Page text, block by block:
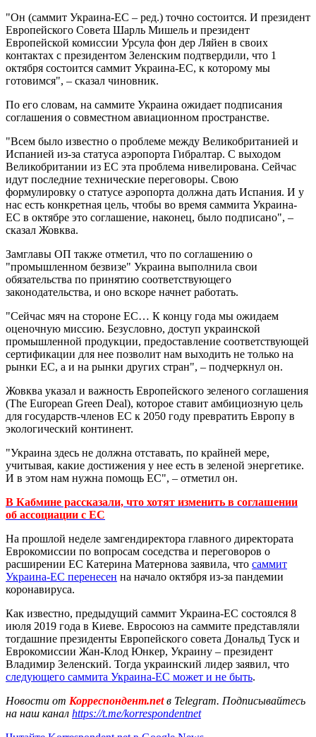
"Он (саммит Украина-ЕС – ред.) точно состоится. И президент
Европейского Совета Шарль Мишель и президент
Европейской комиссии Урсула фон дер Ляйен в своих
контактах с президентом Зеленским подтвердили, что 1
октября состоится саммит Украина-ЕС, к которому мы
готовимся", – сказал чиновник.
По его словам, на саммите Украина ожидает подписания
соглашения о совместном авиационном пространстве.
"Всем было известно о проблеме между Великобританией и
Испанией из-за статуса аэропорта Гибралтар. С выходом
Великобритании из ЕС эта проблема нивелирована. Сейчас
идут последние технические переговоры. Свою
формулировку о статусе аэропорта должна дать Испания. И у
нас есть конкретная цель, чтобы во время саммита Украина-
ЕС в октябре это соглашение, наконец, было подписано", –
сказал Жовква.
Замглавы ОП также отметил, что по соглашению о
"промышленном безвизе" Украина выполнила свои
обязательства по принятию соответствующего
законодательства, и оно вскоре начнет работать.
"Сейчас мяч на стороне ЕС… К концу года мы ожидаем
оценочную миссию. Безусловно, доступ украинской
промышленной продукции, предоставление соответствующей
сертификации для нее позволит нам выходить не только на
рынки ЕС, а и на рынки других стран", – подчеркнул он.
Жовква указал и важность Европейского зеленого соглашения
(The European Green Deal), которое ставит амбициозную цель
для государств-членов ЕС к 2050 году превратить Европу в
экологический континент.
"Украина здесь не должна отставать, по крайней мере,
учитывая, какие достижения у нее есть в зеленой энергетике.
И в этом нам нужна помощь ЕС", – отметил он.
В Кабмине рассказали, что хотят изменить в соглашении
об ассоциации с ЕС
На прошлой неделе замгендиректора главного директората
Еврокомиссии по вопросам соседства и переговоров о
расширении ЕС Катерина Матернова заявила, что саммит
Украина-ЕС перенесен на начало октября из-за пандемии
коронавируса.
Как известно, предыдущий саммит Украина-ЕС состоялся 8
июля 2019 года в Киеве. Евросоюз на саммите представляли
тогдашние президенты Европейского совета Дональд Туск и
Еврокомиссии Жан-Клод Юнкер, Украину – президент
Владимир Зеленский. Тогда украинский лидер заявил, что
следующего саммита Украина-ЕС может и не быть.
Новости от Корреспондент.netв Telegram. Подписывайтесь
на наш канал https://t.me/korrespondentnet